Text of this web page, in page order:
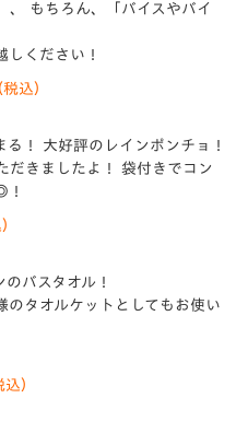
もちろん、「バイスやバイ
しください！
込）
！ 大好評のレインポンチョ！
だきましたよ！ 袋付きでコン
バスタオル！
のタオルケットとしてもお使い
）